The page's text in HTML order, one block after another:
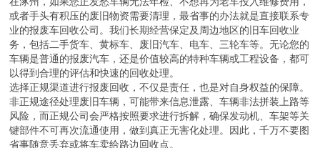
或者手头有积压的废旧物资需要清理，最省事的办法就是直接联系专
业的报废车回收公司。我们长期经营保定及周边地区的旧车回收业
务，包括二手货车、黄标车、废旧汽车、电车、三轮车等。无论您的
车辆是普通的报废汽车，还是价值较高的特种车辆或工程设备，都可
以得到合理的评估和快速的回收处理。
选择正规渠道进行报废回收，不仅是责任，也是对自身权益的保障。
非正规途径处理废旧车辆，可能带来信息泄露、车辆非法拼装上路等
风险，而正规公司会严格按照要求进行拆解，确保发动机、车架等关
键部件不可再次流通使用，做到真正无害化处理。因此，千万不要图
省事随意丢弃或将车卖给路边回收点。